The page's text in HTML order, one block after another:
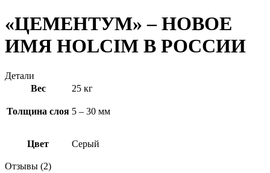
«ЦЕМЕНТУМ» – НОВОЕ
ИМЯ HOLCIM В РОССИИ
Детали
Вес
25 кг
Толщина слоя 5 – 30 мм
Цвет Серый
Отзывы (2)